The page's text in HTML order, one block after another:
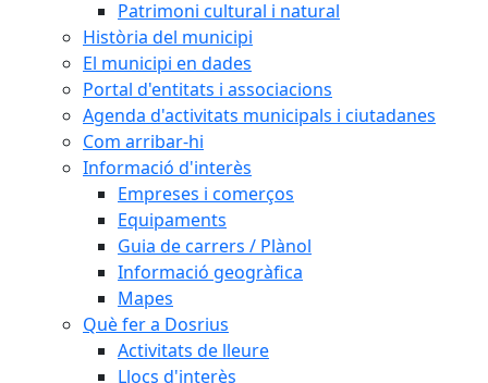
Patrimoni cultural i natural
Història del municipi
El municipi en dades
Portal d'entitats i associacions
Agenda d'activitats municipals i ciutadanes
Com arribar-hi
Informació d'interès
Empreses i comerços
Equipaments
Guia de carrers / Plànol
Informació geogràfica
Mapes
Què fer a Dosrius
Activitats de lleure
Llocs d'interès